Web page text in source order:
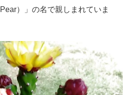
）」の名で親しまれていま